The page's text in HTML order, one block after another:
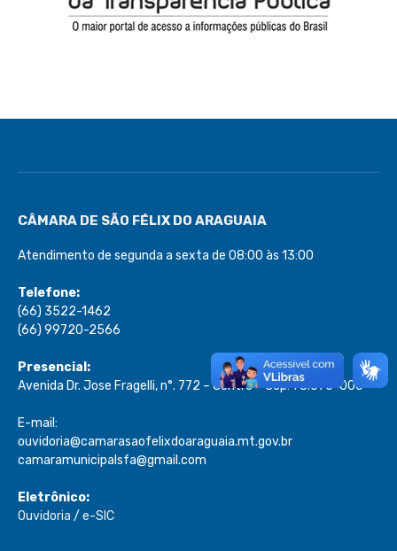
CÂMARA DE SÃO FÉLIX DO ARAGUAIA
Atendimento de segunda a sexta de 08:00 às 13:00
Telefone:
(66) 3522-1462
(66) 99720-2566
Presencial:
Avenida Dr. Jose Fragelli, n°. 772 – Centro – Cep: 78.670-000
E-mail:
ouvidoria@camarasaofelixdoaraguaia.mt.gov.br
camaramunicipalsfa@gmail.com
Eletrônico:
Ouvidoria / e-SIC